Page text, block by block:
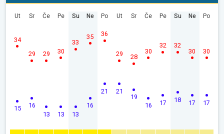
Ut
15
34
Sr
16
29
Če
13
29
Pe
13
30
Su
13
33
Ne
16
35
Po
21
36
Ut
21
29
Sr
19
28
Če
16
30
Pe
17
32
Su
18
32
Ne
17
30
Po
17
30